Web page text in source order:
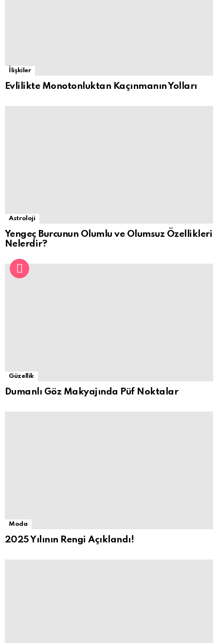
İlişkiler
Evlilikte Monotonluktan Kaçınmanın Yolları
Astroloji
Yengeç Burcunun Olumlu ve Olumsuz Özellikleri
Nelerdir?
Güzellik
Dumanlı Göz Makyajında Püf Noktalar
Moda
2025 Yılının Rengi Açıklandı!